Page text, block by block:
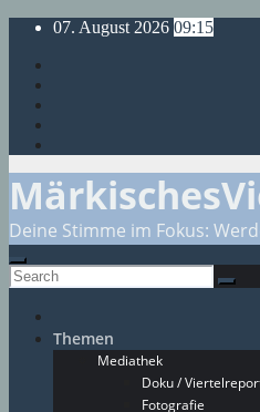
Skip
content
07. August 2026 09:15
Deine Stimme im Fokus:
Themen
Mediathek
Doku /
Fotografie